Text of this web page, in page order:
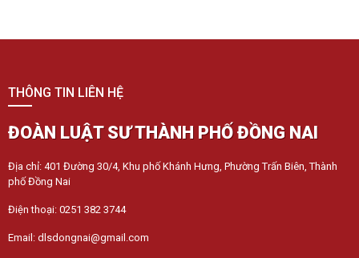
THÔNG TIN LIÊN HỆ
ĐOÀN LUẬT SƯ THÀNH PHỐ ĐỒNG NAI
Địa chỉ: 401 Đường 30/4, Khu phố Khánh Hưng, Phường Trấn Biên, Thành
phố Đồng Nai
Điện thoại: 0251 382 3744
Email: dlsdongnai@gmail.com